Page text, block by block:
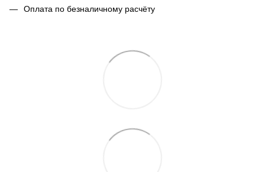
Оплата по безналичному расчёту